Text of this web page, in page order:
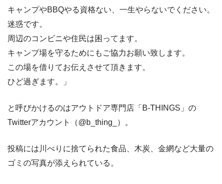
キャンプやBBQやる資格ない、一生やらないでください。
迷惑です。
周辺のコンビニや住民は困ってます。
キャンプ場を守るためにもご協力お願い致します。
この場を借りてお伝えさせて頂きます。
ひど過ぎます。」
と呼びかけるのはアウトドア専門店「B-THINGS」の
Twitterアカウント（@b_thing_）。
投稿には川べりに捨てられた食品、木炭、金網など大量の
ゴミの写真が添えられている。